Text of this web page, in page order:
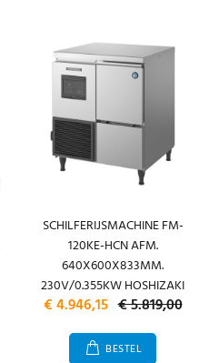
SCHILFERIJSMACHINE FM-
120KE-HCN AFM.
640X600X833MM.
230V/0.355KW HOSHIZAKI
€ 4.946,15 € 5.819,00
BESTEL